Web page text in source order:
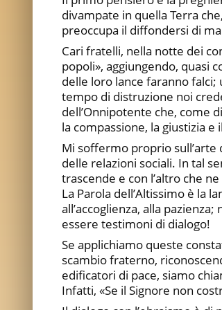
divampate in quella Terra
preoccupa il diffondersi di
Cari fratelli, nella notte dei
popoli», aggiungendo, quasi
delle loro lance faranno falci;
tempo di distruzione noi
dell’Onnipotente che, come
la compassione, la giustizia
Mi soffermo proprio sull’arte
delle relazioni sociali. In tal
trascende e con l’altro che
La Parola dell’Altissimo è la
all’accoglienza, alla
essere testimoni di dialogo!
Se applichiamo queste
scambio fraterno,
edificatori di pace, siamo
Infatti, «Se il Signore non